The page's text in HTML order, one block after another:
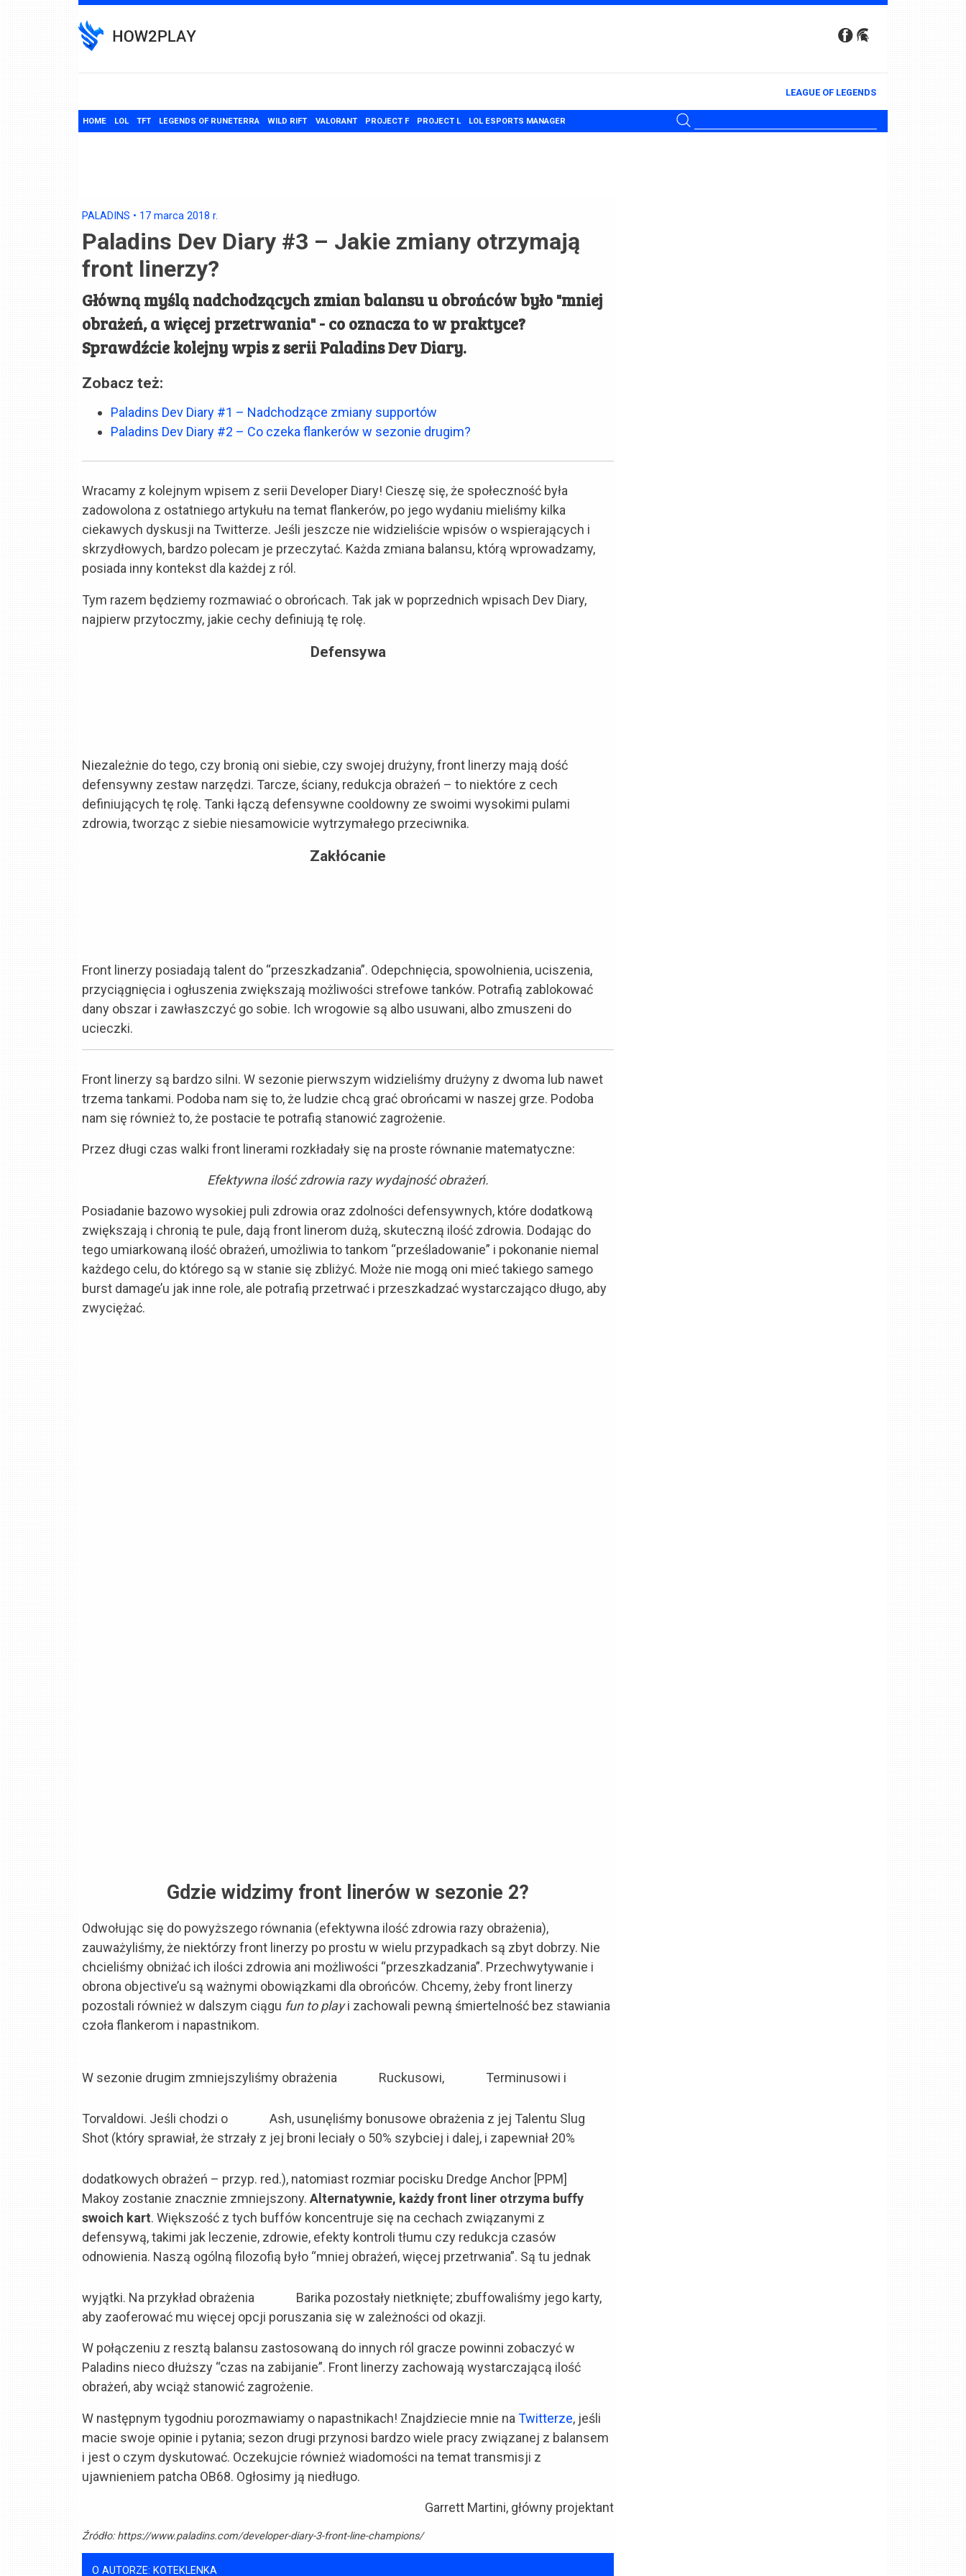
to
content
LEAGUE OF LEGENDS
HOME LOL TFT LEGENDS OF RUNETERRA WILD RIFT VALORANT PROJECT F PROJECT L LOL ESPORTS MANAGER
PALADINS • 17 marca 2018 r.
Paladins Dev Diary #3 – Jakie zmiany otrzymają
front linerzy?
Główną myślą nadchodzących zmian balansu u obrońców było "mniej
obrażeń, a więcej przetrwania" - co oznacza to w praktyce?
Sprawdźcie kolejny wpis z serii Paladins Dev Diary.
Zobacz też:
Paladins Dev Diary #1 – Nadchodzące zmiany supportów
Paladins Dev Diary #2 – Co czeka flankerów w sezonie drugim?
Wracamy z kolejnym wpisem z serii Developer Diary! Cieszę się, że społeczność była
zadowolona z ostatniego artykułu na temat flankerów, po jego wydaniu mieliśmy kilka
ciekawych dyskusji na Twitterze. Jeśli jeszcze nie widzieliście wpisów o wspierających i
skrzydłowych, bardzo polecam je przeczytać. Każda zmiana balansu, którą wprowadzamy,
posiada inny kontekst dla każdej z ról.
Tym razem będziemy rozmawiać o obrońcach. Tak jak w poprzednich wpisach Dev Diary,
najpierw przytoczmy, jakie cechy definiują tę rolę.
Defensywa
Niezależnie do tego, czy bronią oni siebie, czy swojej drużyny, front linerzy mają dość
defensywny zestaw narzędzi. Tarcze, ściany, redukcja obrażeń – to niektóre z cech
definiujących tę rolę. Tanki łączą defensywne cooldowny ze swoimi wysokimi pulami
zdrowia, tworząc z siebie niesamowicie wytrzymałego przeciwnika.
Zakłócanie
Front linerzy posiadają talent do “przeszkadzania”. Odepchnięcia, spowolnienia, uciszenia,
przyciągnięcia i ogłuszenia zwiększają możliwości strefowe tanków. Potrafią zablokować
dany obszar i zawłaszczyć go sobie. Ich wrogowie są albo usuwani, albo zmuszeni do
ucieczki.
Front linerzy są bardzo silni. W sezonie pierwszym widzieliśmy drużyny z dwoma lub nawet
trzema tankami. Podoba nam się to, że ludzie chcą grać obrońcami w naszej grze. Podoba
nam się również to, że postacie te potrafią stanowić zagrożenie.
Przez długi czas walki front linerami rozkładały się na proste równanie matematyczne:
Efektywna ilość zdrowia razy wydajność obrażeń.
Posiadanie bazowo wysokiej puli zdrowia oraz zdolności defensywnych, które dodatkową
zwiększają i chronią te pule, dają front linerom dużą, skuteczną ilość zdrowia. Dodając do
tego umiarkowaną ilość obrażeń, umożliwia to tankom “prześladowanie” i pokonanie niemal
każdego celu, do którego są w stanie się zbliżyć. Może nie mogą oni mieć takiego samego
burst damage’u jak inne role, ale potrafią przetrwać i przeszkadzać wystarczająco długo, aby
zwyciężać.
Gdzie widzimy front linerów w sezonie 2?
Odwołując się do powyższego równania (efektywna ilość zdrowia razy obrażenia),
zauważyliśmy, że niektórzy front linerzy po prostu w wielu przypadkach są zbyt dobrzy. Nie
chcieliśmy obniżać ich ilości zdrowia ani możliwości “przeszkadzania”. Przechwytywanie i
obrona objective’u są ważnymi obowiązkami dla obrońców. Chcemy, żeby front linerzy
pozostali również w dalszym ciągu fun to playi zachowali pewną śmiertelność bez stawiania
czoła flankerom i napastnikom.
W sezonie drugim zmniejszyliśmy obrażenia Ruckusowi, Terminusowi i
Torvaldowi. Jeśli chodzi o
Ash, usunęliśmy bonusowe obrażenia z jej Talentu Slug
Shot (który sprawiał, że strzały z jej broni leciały o 50% szybciej i dalej, i zapewniał 20%
dodatkowych obrażeń – przyp. red.), natomiast rozmiar pocisku Dredge Anchor [PPM]
Makoy zostanie znacznie zmniejszony. Alternatywnie, każdy front liner otrzyma buffy
swoich kart. Większość z tych buffów koncentruje się na cechach związanymi z
defensywą, takimi jak leczenie, zdrowie, efekty kontroli tłumu czy redukcja czasów
odnowienia. Naszą ogólną filozofią było “mniej obrażeń, więcej przetrwania”. Są tu jednak
wyjątki. Na przykład obrażenia
Barika pozostały nietknięte; zbuffowaliśmy jego karty,
aby zaoferować mu więcej opcji poruszania się w zależności od okazji.
W połączeniu z resztą balansu zastosowaną do innych ról gracze powinni zobaczyć w
Paladins nieco dłuższy “czas na zabijanie”. Front linerzy zachowają wystarczającą ilość
obrażeń, aby wciąż stanowić zagrożenie.
W następnym tygodniu porozmawiamy o napastnikach! Znajdziecie mnie na Twitterze, jeśli
macie swoje opinie i pytania; sezon drugi przynosi bardzo wiele pracy związanej z balansem
i jest o czym dyskutować. Oczekujcie również wiadomości na temat transmisji z
ujawnieniem patcha OB68. Ogłosimy ją niedługo.
Garrett Martini, główny projektant
Źródło:https://www.paladins.com/developer-diary-3-front-line-champions/
O AUTORZE: KOTEKLENKA